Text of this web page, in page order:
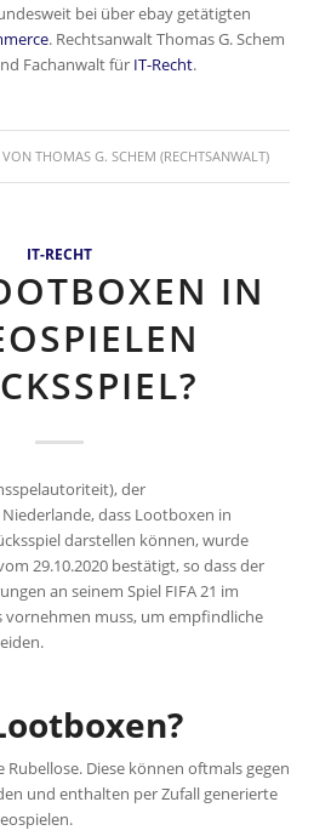
bei über ebay getätigten
. Rechtsanwalt Thomas G. Schem
Fachanwalt für IT-Recht.
VON THOMAS G. SCHEM (RECHTSANWALT)
IT-RECHT
IN
der
dass Lootboxen in
darstellen können, wurde
29.10.2020 bestätigt, so dass der
an seinem Spiel FIFA 21 im
vornehmen muss, um empfindliche
Diese können oftmals gegen
und enthalten per Zufall generierte